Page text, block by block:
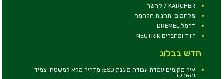
KARCHER / קרשר
מלחמים ותחנות הלחמה
דרמל DREMEL
זיווד ומחברים NEUTRIK
חדש בבלוג
איך מקימים עמדת עבודה מוגנת ESD: מדריך מלא למשטח, צמיד
והארקה